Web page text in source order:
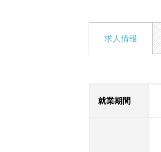
求人情報
就業期間